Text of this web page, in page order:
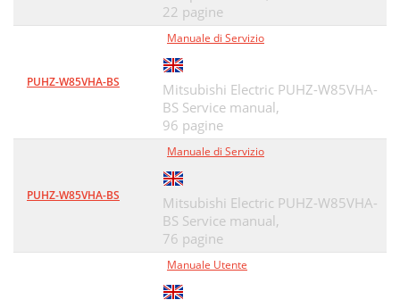
22 pagine
PUHZ-W85VHA-BS
Manuale di Servizio
Mitsubishi Electric PUHZ-W85VHA-
BS Service manual,
96 pagine
PUHZ-W85VHA-BS
Manuale di Servizio
Mitsubishi Electric PUHZ-W85VHA-
BS Service manual,
76 pagine
Manuale Utente